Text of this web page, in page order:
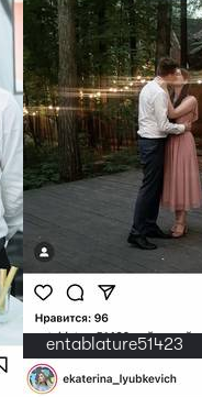
entablature51423